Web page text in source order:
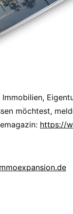
Immobilien,
möchtest,
https://